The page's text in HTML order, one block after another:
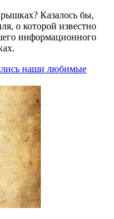
Казалось бы,
о которой известно
информационного
наши любимые